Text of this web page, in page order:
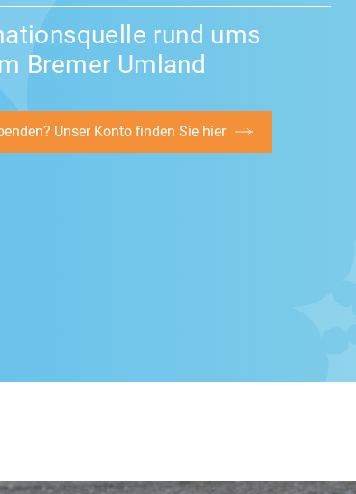
rund ums
Bremer Umland
Unser Konto finden Sie hier